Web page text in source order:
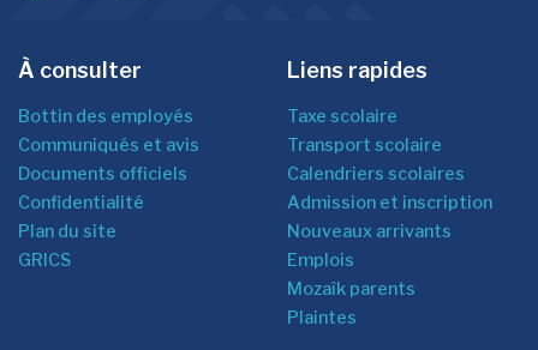
À consulter
Bottin des employés
Communiqués et avis
Documents officiels
Confidentialité
Plan du site
GRICS
Liens rapides
Taxe scolaire
Transport scolaire
Calendriers scolaires
Admission et inscription
Nouveaux arrivants
Emplois
Mozaîk parents
Plaintes